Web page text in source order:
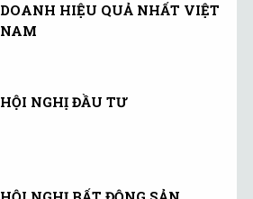
DOANH HIỆU QUẢ NHẤT VIỆT
NAM
HỘI NGHỊ ĐẦU TƯ